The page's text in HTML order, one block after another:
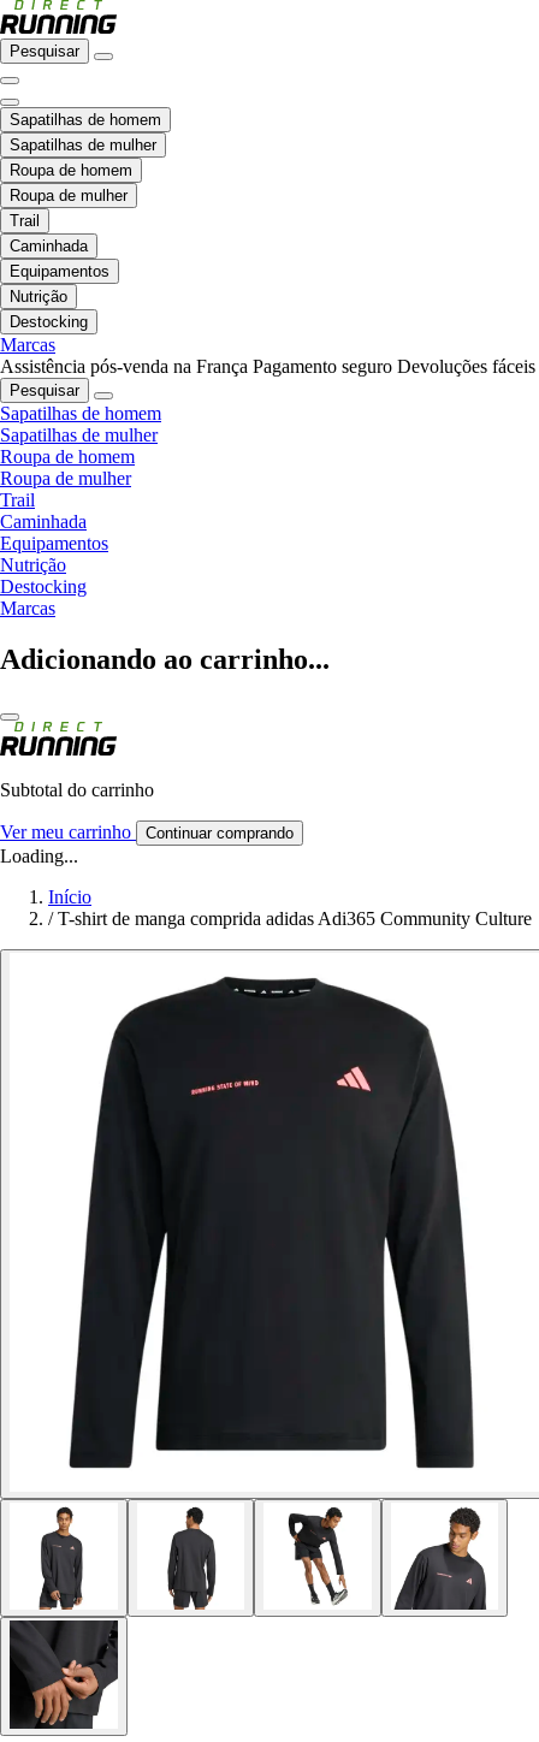
Pesquisar
Sapatilhas de homem
Sapatilhas de mulher
Roupa de homem
Roupa de mulher
Trail
Caminhada
Equipamentos
Nutrição
Destocking
Marcas
Assistência pós-venda na França Pagamento seguro Devoluções fáceis
Pesquisar
Sapatilhas de homem
Sapatilhas de mulher
Roupa de homem
Roupa de mulher
Trail
Caminhada
Equipamentos
Nutrição
Destocking
Marcas
Adicionando ao carrinho...
Subtotal do carrinho
Ver meu carrinho Continuar comprando
Loading...
Início
/ T-shirt de manga comprida adidas Adi365 Community Culture